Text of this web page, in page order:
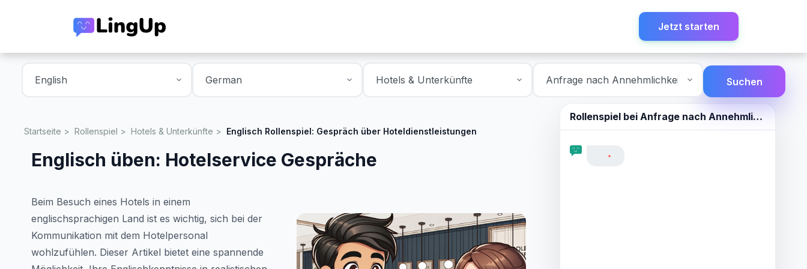
Jetzt starten
Suchen
Rollenspiel bei Anfrage nach Annehmlichkeiten
Startseite Rollenspiel Hotels & Unterkünfte Englisch Rollenspiel: Gespräch über Hoteldienstleistungen
Englisch üben: Hotelservice Gespräche
Beim Besuch eines Hotels in einem
englischsprachigen Land ist es wichtig, sich bei der
Kommunikation mit dem Hotelpersonal
wohlzufühlen. Dieser Artikel bietet eine spannende